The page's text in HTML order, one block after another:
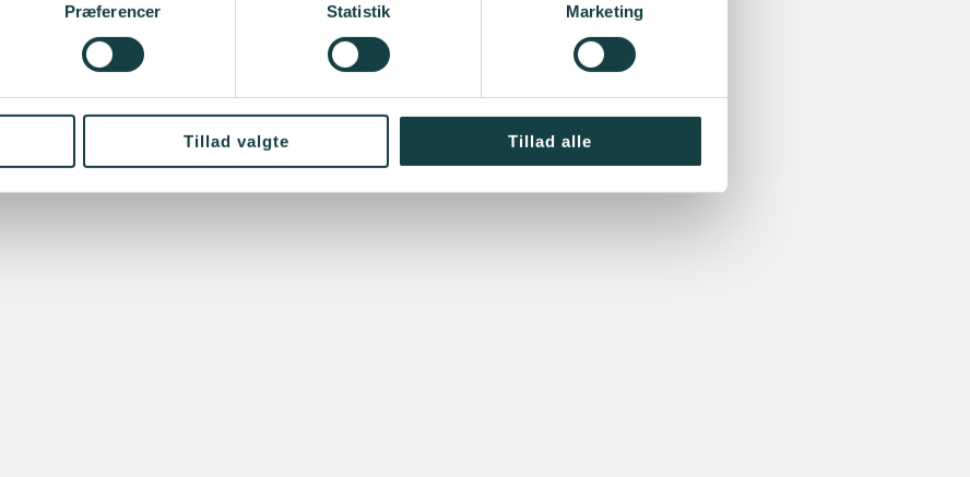
Præferencer Statistik Marketing
Tillad valgte Tillad alle